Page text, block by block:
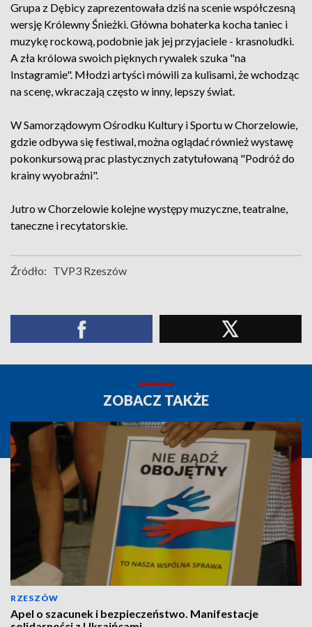
Grupa z Dębicy zaprezentowała dziś na scenie współczesną
wersję Królewny Śnieżki. Główna bohaterka kocha taniec i
muzykę rockową, podobnie jak jej przyjaciele - krasnoludki.
A zła królowa swoich pięknych rywalek szuka "na
Instagramie". Młodzi artyści mówili za kulisami, że wchodząc
na scenę, wkraczają często w inny, lepszy świat.
W Samorządowym Ośrodku Kultury i Sportu w Chorzelowie,
gdzie odbywa się festiwal, można oglądać również wystawę
pokonkursową prac plastycznych zatytułowaną "Podróż do
krainy wyobraźni".
Jutro w Chorzelowie kolejne występy muzyczne, teatralne,
taneczne i recytatorskie.
Źródło: TVP3 Rzeszów
ZOBACZ TAKŻE
RZESZÓW
Apel o szacunek i bezpieczeństwo. Manifestacje